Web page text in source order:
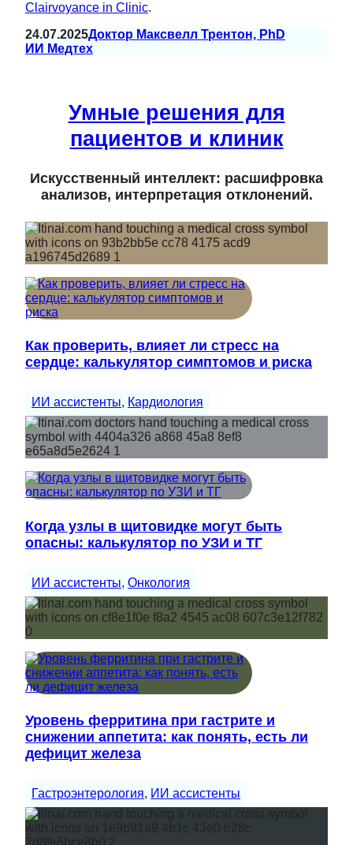
Clairvoyance in Clinic.
24.07.2025Доктор Максвелл Трентон, PhD
ИИ Медтех
Умные решения для
пациентов и клиник
Искусственный интеллект: расшифровка
анализов, интерпретация отклонений.
Как проверить, влияет ли стресс на
сердце: калькулятор симптомов и риска
ИИ ассистенты, Кардиология
Когда узлы в щитовидке могут быть
опасны: калькулятор по УЗИ и ТГ
ИИ ассистенты, Онкология
Уровень ферритина при гастрите и
снижении аппетита: как понять, есть ли
дефицит железа
Гастроэнтерология, ИИ ассистенты